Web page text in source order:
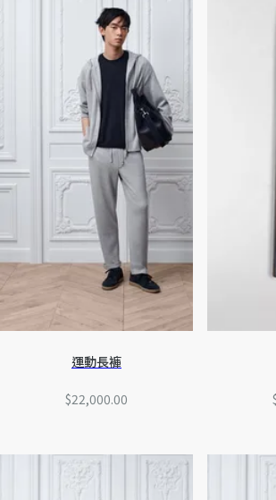
運動長褲
$22,000.00